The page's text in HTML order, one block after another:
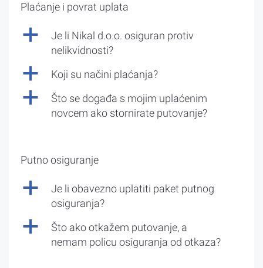
Plaćanje i povrat uplata
a
Je li Nikal d.o.o. osiguran protiv
nelikvidnosti?
a Koji su načini plaćanja?
a
Što se događa s mojim uplaćenim
novcem ako stornirate putovanje?
Putno osiguranje
a
Je li obavezno uplatiti paket putnog
osiguranja?
a
Što ako otkažem putovanje, a
nemam policu osiguranja od otkaza?